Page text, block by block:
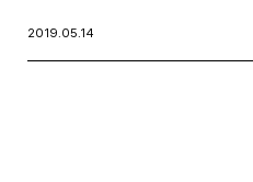
2019.05.14
입 찰